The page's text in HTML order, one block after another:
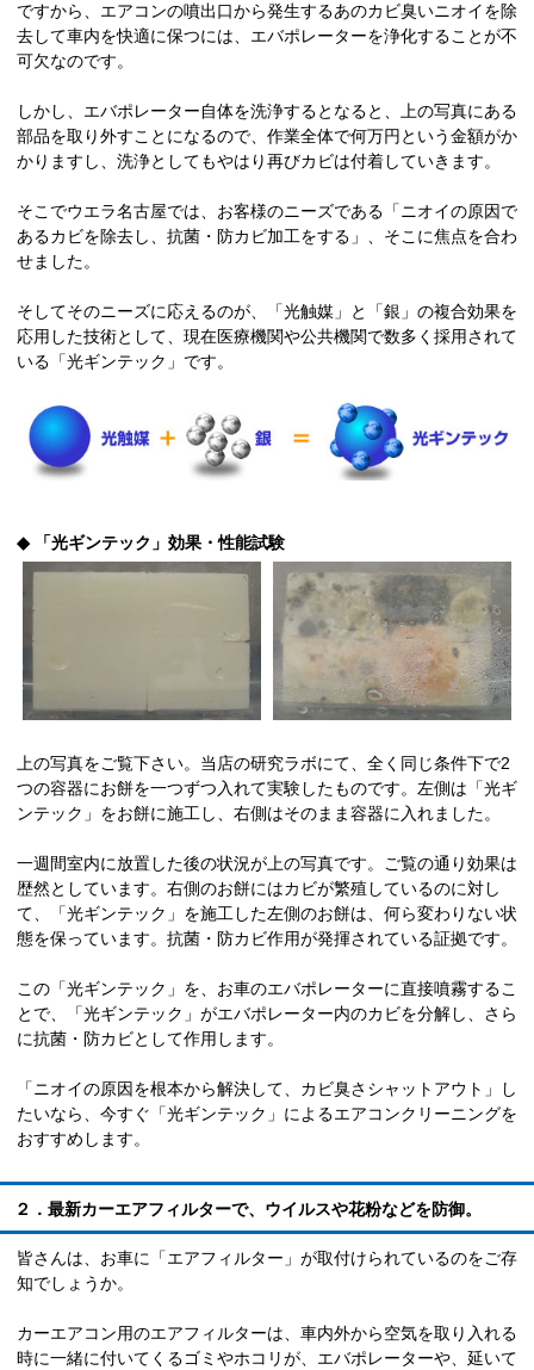
ですから、エアコンの噴出口から発生するあのカビ臭いニオイを除
去して車内を快適に保つには、エバポレーターを浄化することが不
可欠なのです。
しかし、エバポレーター自体を洗浄するとなると、上の写真にある
部品を取り外すことになるので、作業全体で何万円という金額がか
かりますし、洗浄としてもやはり再びカビは付着していきます。
そこでウエラ名古屋では、お客様のニーズである「ニオイの原因で
あるカビを除去し、抗菌・防カビ加工をする」、そこに焦点を合わ
せました。
そしてそのニーズに応えるのが、「光触媒」と「銀」の複合効果を
応用した技術として、現在医療機関や公共機関で数多く採用されて
いる「光ギンテック」です。
◆ 「光ギンテック」効果・性能試験
上の写真をご覧下さい。当店の研究ラボにて、全く同じ条件下で2
つの容器にお餅を一つずつ入れて実験したものです。左側は「光ギ
ンテック」をお餅に施工し、右側はそのまま容器に入れました。
一週間室内に放置した後の状況が上の写真です。ご覧の通り効果は
歴然としています。右側のお餅にはカビが繁殖しているのに対し
て、「光ギンテック」を施工した左側のお餅は、何ら変わりない状
態を保っています。抗菌・防カビ作用が発揮されている証拠です。
この「光ギンテック」を、お車のエバポレーターに直接噴霧するこ
とで、「光ギンテック」がエバポレーター内のカビを分解し、さら
に抗菌・防カビとして作用します。
「ニオイの原因を根本から解決して、カビ臭さシャットアウト」し
たいなら、今すぐ「光ギンテック」によるエアコンクリーニングを
おすすめします。
２．最新カーエアフィルターで、ウイルスや花粉などを防御。
皆さんは、お車に「エアフィルター」が取付けられているのをご存
知でしょうか。
カーエアコン用のエアフィルターは、車内外から空気を取り入れる
時に一緒に付いてくるゴミやホコリが、エバポレーターや、延いて